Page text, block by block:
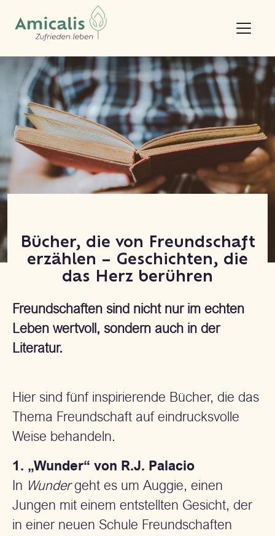
Bücher, die von Freundschaft
erzählen – Geschichten, die
das Herz berühren
Freundschaften sind nicht nur im echten
Leben wertvoll, sondern auch in der
Literatur.
Hier sind fünf inspirierende Bücher, die das
Thema Freundschaft auf eindrucksvolle
Weise behandeln.
1. „Wunder“ von R.J. Palacio
In Wundergeht es um Auggie, einen
Jungen mit einem entstellten Gesicht, der
in einer neuen Schule Freundschaften